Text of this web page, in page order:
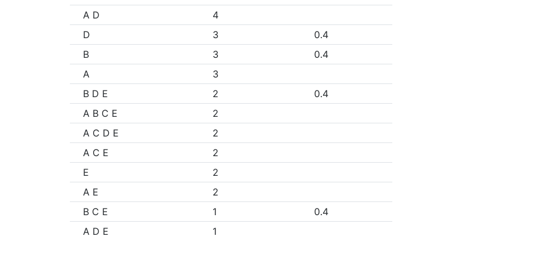
A D
4
D
3
0.4
B
3
0.4
A
3
B D E
2
0.4
A B C E
2
A C D E
2
A C E
2
E
2
A E
2
B C E
1
0.4
A D E
1